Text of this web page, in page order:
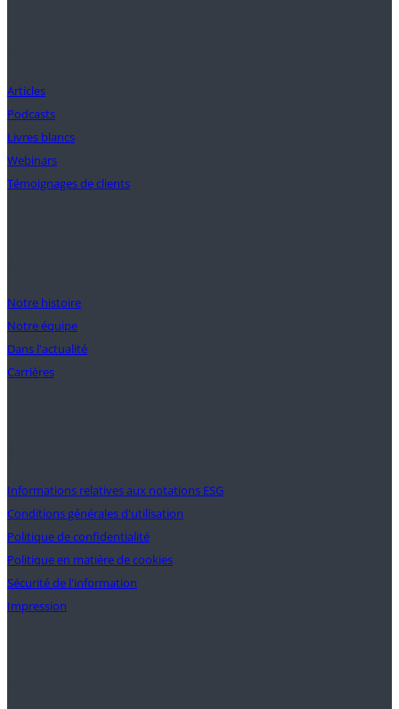
Articles
Podcasts
Livres blancs
Webinars
Témoignages de clients
Notre histoire
Notre équipe
Dans l'actualité
Carrières
Informations relatives aux notations ESG
Conditions générales d'utilisation
Politique de confidentialité
Politique en matière de cookies
Sécurité de l'information
Impression